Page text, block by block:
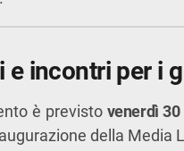
e incontri per i
è previsto venerdì
della